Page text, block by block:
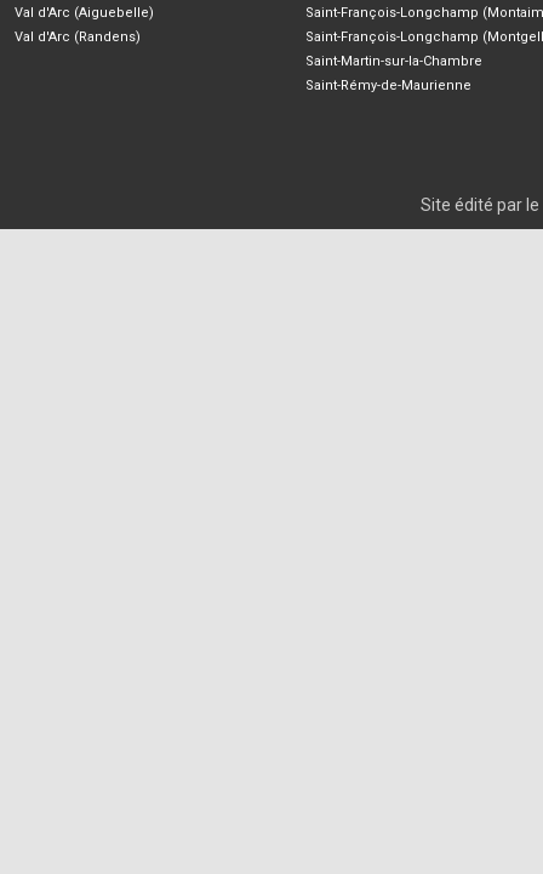
Val d'Arc (Aiguebelle)
Val d'Arc (Randens)
Saint-François-Longchamp
Saint-François-Longchamp
Saint-Martin-sur-la-Chambre
Saint-Rémy-de-Maurienne
Site édité par